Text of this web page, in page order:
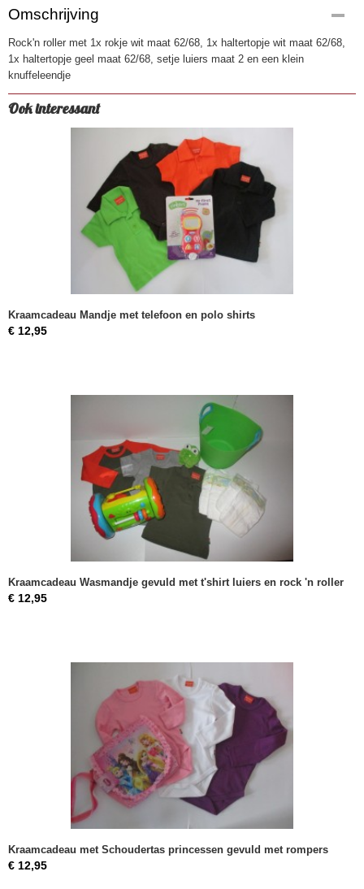
Productcode
1038
EAN code
8719189347234
Omschrijving
Rock'n roller met 1x rokje wit maat 62/68, 1x haltertopje wit maat 62/68,
1x haltertopje geel maat 62/68, setje luiers maat 2 en een klein
knuffeleendje
Ook interessant
Kraamcadeau Mandje met telefoon en polo shirts
€ 12,95
Kraamcadeau Wasmandje gevuld met t'shirt luiers en rock 'n roller
€ 12,95
Kraamcadeau met Schoudertas princessen gevuld met rompers
€ 12,95